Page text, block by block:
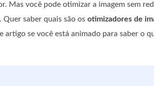
Mas você pode otimizar a imagem sem
saber quais são os otimizadores de
artigo se você está animado para saber o